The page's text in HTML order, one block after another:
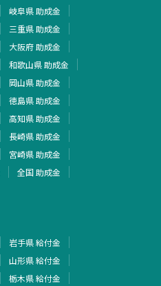
岐阜県 助成金
三重県 助成金
大阪府 助成金
和歌山県 助成金
岡山県 助成金
徳島県 助成金
高知県 助成金
長崎県 助成金
宮崎県 助成金
全国 助成金
岩手県 給付金
山形県 給付金
栃木県 給付金